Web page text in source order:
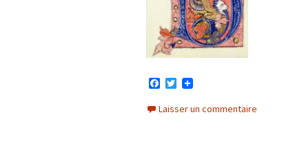
c
e
T
i
t
Laisser un commentaire